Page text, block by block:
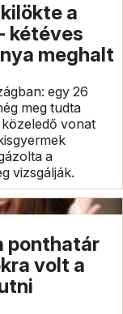
a
kétéves
meghalt
egy 26
meg tudta
vonat
a
vizsgálják.
ponthatár
volt a